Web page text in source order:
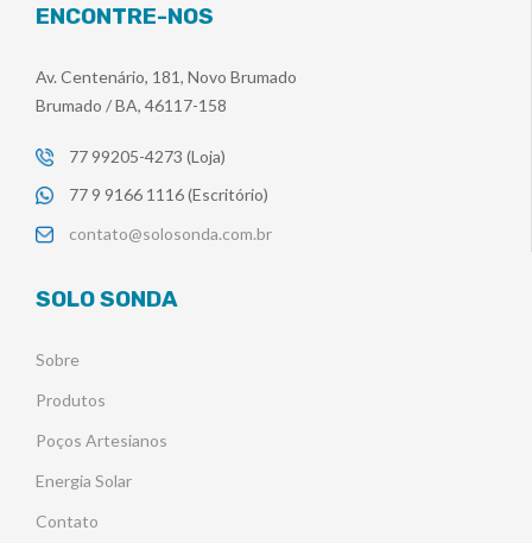
ENCONTRE-NOS
Av. Centenário, 181, Novo Brumado
Brumado / BA, 46117-158
77 99205-4273 (Loja)
77 9 9166 1116 (Escritório)
contato@solosonda.com.br
SOLO SONDA
Sobre
Produtos
Poços Artesianos
Energia Solar
Contato